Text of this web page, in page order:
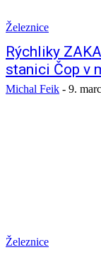
Železnice
Rýchliky
stanici Čop v
Michal Feik - 9.
Železnice